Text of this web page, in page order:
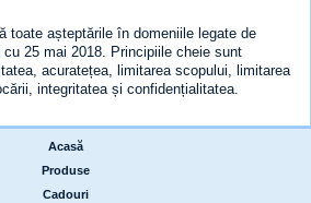
toate așteptările în domeniile legate de
25 mai 2018. Principiile cheie sunt
acuratețea, limitarea scopului, limitarea
integritatea și confidențialitatea.
Acasă
Produse
Cadouri